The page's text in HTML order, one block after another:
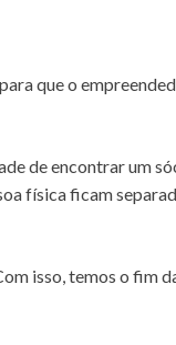
que o
de encontrar um
física ficam
isso, temos o fim